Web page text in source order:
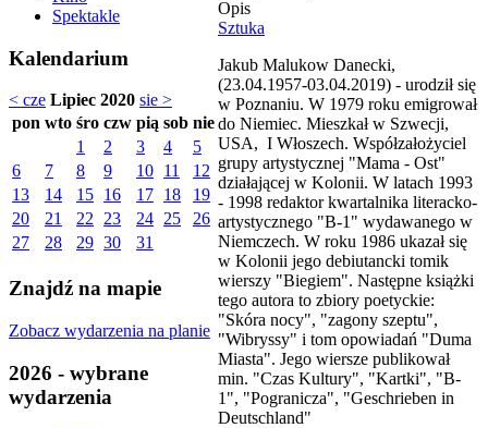
Spektakle
Kalendarium
< cze Lipiec 2020 sie >
pon wto śro czw pią sob nie
1
2 3 4
5
6
7 8 9 10 11
12
13
14 15 16 17 18
19
20
21 22 23 24 25
26
27
28 29 30 31
Znajdź na mapie
Zobacz wydarzenia na planie
2026 - wybrane
wydarzenia
Opis
Sztuka
Jakub Malukow Danecki,
(23.04.1957-03.04.2019) - urodził się
w Poznaniu. W 1979 roku emigrował
do Niemiec. Mieszkał w Szwecji,
USA, I Włoszech. Współzałożyciel
grupy artystycznej "Mama - Ost"
działającej w Kolonii. W latach 1993
- 1998 redaktor kwartalnika literacko-
artystycznego "B-1" wydawanego w
Niemczech. W roku 1986 ukazał się
w Kolonii jego debiutancki tomik
wierszy "Biegiem". Następne książki
tego autora to zbiory poetyckie:
"Skóra nocy", "zagony szeptu",
"Wibryssy" i tom opowiadań "Duma
Miasta". Jego wiersze publikował
min. "Czas Kultury", "Kartki", "B-
1", "Pogranicza", "Geschrieben in
Deutschland"